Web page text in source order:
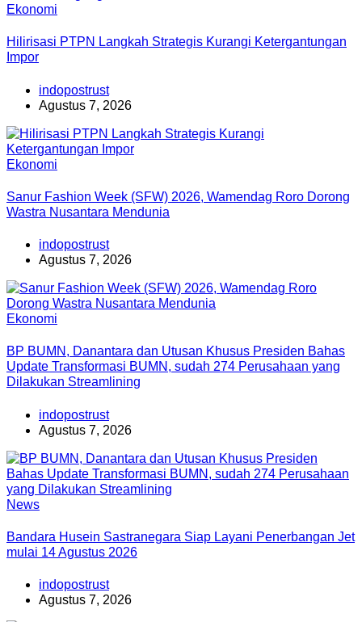
Ekonomi
Hilirisasi PTPN Langkah Strategis Kurangi Ketergantungan
Impor
indopostrust
Agustus 7, 2026
Ekonomi
Sanur Fashion Week (SFW) 2026, Wamendag Roro Dorong
Wastra Nusantara Mendunia
indopostrust
Agustus 7, 2026
Ekonomi
BP BUMN, Danantara dan Utusan Khusus Presiden Bahas
Update Transformasi BUMN, sudah 274 Perusahaan yang
Dilakukan Streamlining
indopostrust
Agustus 7, 2026
News
Bandara Husein Sastranegara Siap Layani Penerbangan Jet
mulai 14 Agustus 2026
indopostrust
Agustus 7, 2026